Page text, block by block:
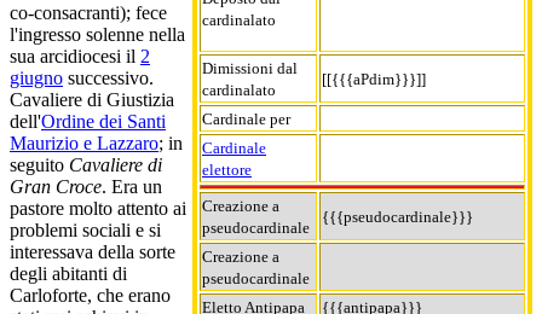
cardinalato
Dimissioni dal
cardinalato
[[{{{aPdim}}}]]
Cardinale per
Cardinale
elettore
Creazione a
pseudocardinale
{{{pseudocardinale}}}
Creazione a
pseudocardinale
Eletto Antipapa
{{{antipapa}}}
co-consacranti); fece
l'ingresso solenne nella
sua arcidiocesi il 2
giugno successivo.
Cavaliere di Giustizia
dell'Ordine dei Santi
Maurizio e Lazzaro; in
seguito Cavaliere di
Gran Croce. Era un
pastore molto attento ai
problemi sociali e si
interessava della sorte
degli abitanti di
Carloforte, che erano